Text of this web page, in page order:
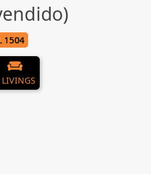
1504
LIVINGS